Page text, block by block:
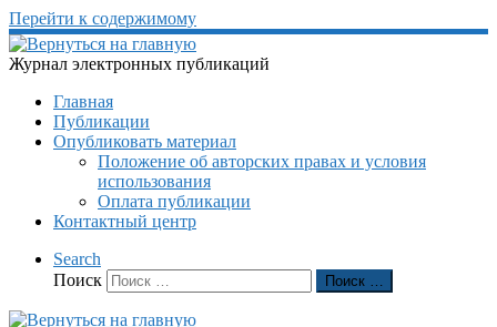
Перейти к содержимому
Журнал электронных публикаций
Главная
Публикации
Опубликовать материал
Положение об авторских правах и условия
использования
Оплата публикации
Контактный центр
Search
Поиск
Поиск …